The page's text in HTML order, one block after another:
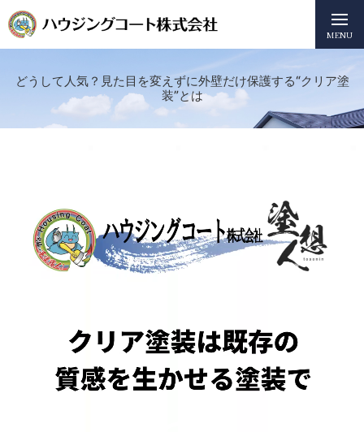
MENU
どうして人気？見た目を変えずに外壁だけ保護する“クリア塗
装”とは